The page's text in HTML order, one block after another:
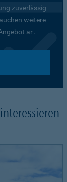
zuverlässig
weitere
an.